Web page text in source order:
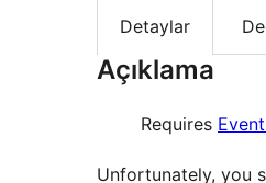
Detaylar
Açıklama
Requires
Unfortunately, you